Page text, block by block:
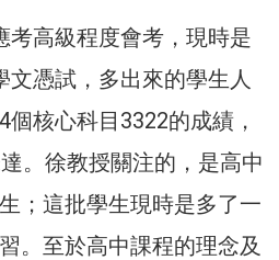
考高級程度會考，現時是
憑試，多出來的學生人
核心科目3322的成績，
。徐教授關注的，是高中
；這批學生現時是多了一
。至於高中課程的理念及